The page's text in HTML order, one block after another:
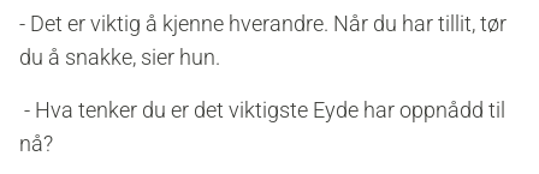
- Det er viktig å kjenne hverandre. Når du har tillit, tør
du å snakke, sier hun.
- Hva tenker du er det viktigste Eyde har oppnådd til
nå?